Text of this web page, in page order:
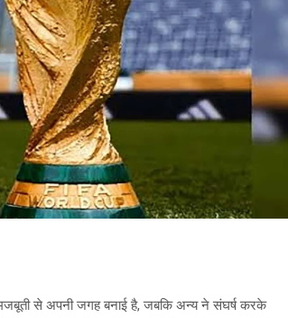
से अपनी जगह बनाई है, जबकि अन्य ने संघर्ष करके